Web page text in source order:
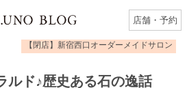
店舗・予約
5月誕生石はエメラルド♪歴史ある石の逸話
【閉店】新宿西口オーダーメイドサロン
ルド♪歴史ある石の逸話